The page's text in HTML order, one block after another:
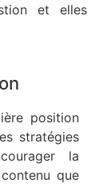
et elles
position
stratégies
la
que